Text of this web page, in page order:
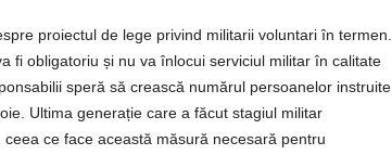
proiectul de lege privind militarii voluntari în termen.
fi obligatoriu și nu va înlocui serviciul militar în calitate
speră să crească numărul persoanelor instruite
Ultima generație care a făcut stagiul militar
ce face această măsură necesară pentru